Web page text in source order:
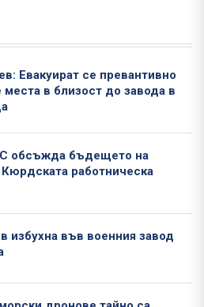
Евакуират се превантивно
места в близост до завода в
обсъжда бъдещето на
работническа
избухна във военния завод